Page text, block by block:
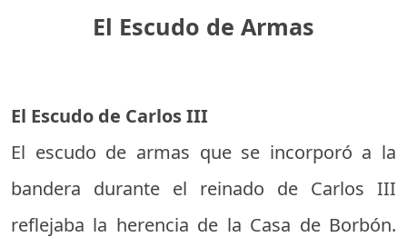
El Escudo de Armas
El Escudo de Carlos III
El escudo de armas que se incorporó a la
bandera durante el reinado de Carlos III
reflejaba la herencia de la Casa de Borbón.